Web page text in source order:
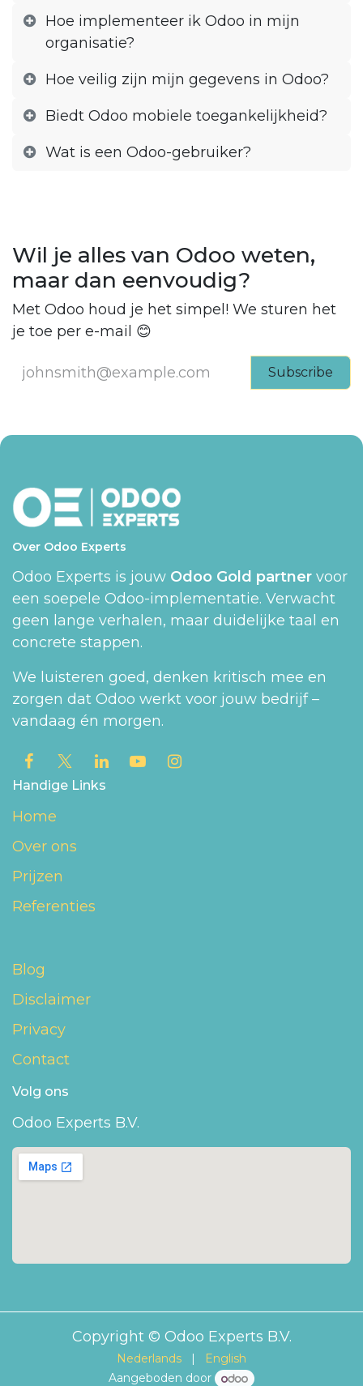
Hoe implementeer ik Odoo in mijn
organisatie?
Hoe veilig zijn mijn gegevens in Odoo?
Biedt Odoo mobiele toegankelijkheid?
Wat is een Odoo-gebruiker?
Wil je alles van Odoo weten,
maar dan eenvoudig?
Met Odoo houd je het simpel! We sturen het
je toe per e-mail 😊
Subscribe
Over Odoo Experts
Odoo Experts is jouw Odoo Gold partner voor
een soepele Odoo-implementatie. Verwacht
geen lange verhalen, maar duidelijke taal en
concrete stappen.
We luisteren goed, denken kritisch mee en
zorgen dat Odoo werkt voor jouw bedrijf –
vandaag én morgen.
Handige Links
Home
Over ons
Prijzen
Referenties
Blog
Disclaimer
Privacy
Contact
Volg ons
Odoo Experts B.V.
Copyright © Odoo Experts B.V.
Nederlands
English
Aangeboden door